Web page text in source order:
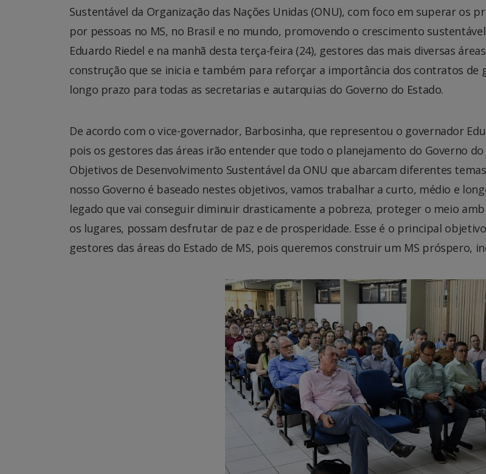
Sustentável da Organização das Nações Unidas (ONU), com foco em superar os
por pessoas no MS, no Brasil e no mundo, promovendo o crescimento
Eduardo Riedel e na manhã desta terça-feira (24), gestores das mais diversas
construção que se inicia e também para reforçar a importância dos contratos de
longo prazo para todas as secretarias e autarquias do Governo do Estado.
De acordo com o vice-governador, Barbosinha, que representou o governador
pois os gestores das áreas irão entender que todo o planejamento do Governo
Objetivos de Desenvolvimento Sustentável da ONU que abarcam diferentes
nosso Governo é baseado nestes objetivos, vamos trabalhar a curto, médio e
legado que vai conseguir diminuir drasticamente a pobreza, proteger o meio
os lugares, possam desfrutar de paz e de prosperidade. Esse é o principal
gestores das áreas do Estado de MS, pois queremos construir um MS próspero,